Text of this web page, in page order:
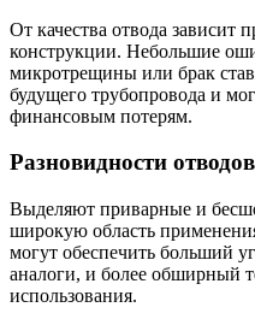
От качества отвода зависит
конструкции. Небольшие
микротрещины или брак
будущего трубопровода и
финансовым потерям.
Разновидности отводов
Выделяют приварные и
широкую область
могут обеспечить больший
аналоги, и более обширный
использования.